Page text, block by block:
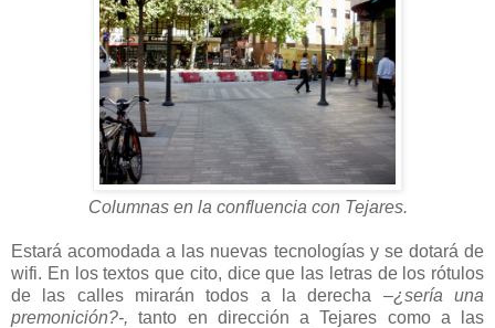
Columnas en la confluencia con Tejares.
Estará acomodada a las nuevas tecnologías y se dotará de
wifi. En los textos que cito, dice que las letras de los rótulos
de las calles mirarán todos a la derecha –¿sería una
premonición?-, tanto en dirección a Tejares como a las